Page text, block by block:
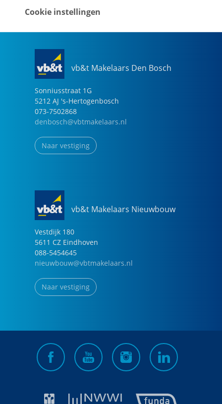
vb&t Makelaars Den Bosch
Sonniusstraat 1G
5212 AJ 's-Hertogenbosch
073-7502868
denbosch@vbtmakelaars.nl
Naar vestiging
vb&t Makelaars Nieuwbouw
Vestdijk 180
5611 CZ Eindhoven
088-5454645
nieuwbouw@vbtmakelaars.nl
Naar vestiging
Cookie instellingen